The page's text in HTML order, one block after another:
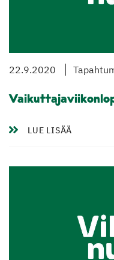
22.9.2020
LUE LISÄÄ